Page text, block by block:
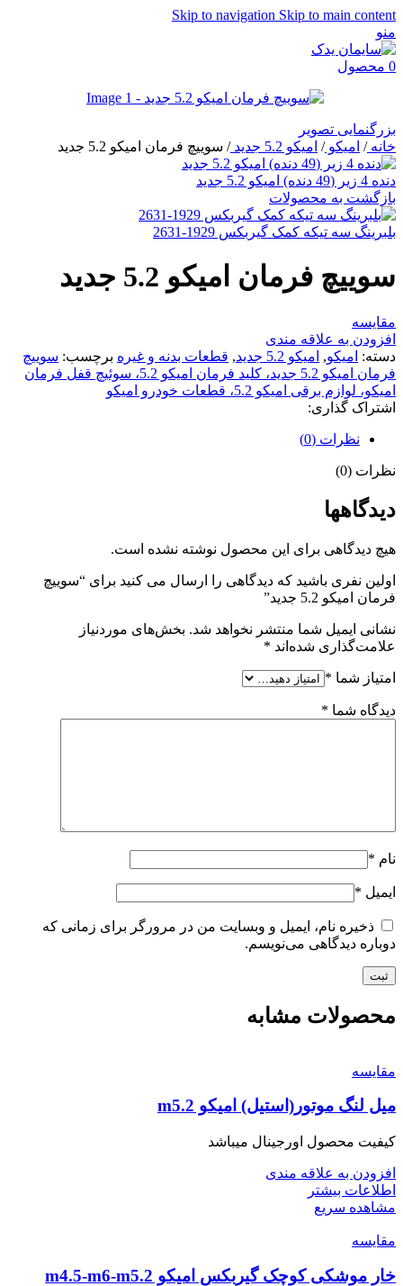
Skip to navigation Skip to main content
منو
0 محصول
بزرگنمایی تصویر
خانه/ امیکو/ امیکو 5.2 جدید / سوییچ فرمان امیکو 5.2 جدید
دنده 4 زیر (49 دنده) امیکو 5.2 جدید
بازگشت به محصولات
بلبرینگ سه تیکه کمک گیربکس 1929-2631
سوییچ فرمان امیکو 5.2 جدید
مقایسه
افزودن به علاقه مندی
دسته: امیکو, امیکو 5.2 جدید , قطعات بدنه و غیره برچسب: سوییچ
فرمان امیکو 5.2 جدید، کلید فرمان امیکو 5.2، سوئیچ قفل فرمان
امیکو، لوازم برقی امیکو 5.2، قطعات خودرو امیکو
اشتراک گذاری:
نظرات (0)
نظرات (0)
دیدگاهها
هیچ دیدگاهی برای این محصول نوشته نشده است.
اولین نفری باشید که دیدگاهی را ارسال می کنید برای “سوییچ
فرمان امیکو 5.2 جدید”
نشانی ایمیل شما منتشر نخواهد شد. بخش‌های موردنیاز
علامت‌گذاری شده‌اند *
امتیاز شما *
دیدگاه شما *
نام *
ایمیل *
ذخیره نام، ایمیل و وبسایت من در مرورگر برای زمانی که
دوباره دیدگاهی می‌نویسم.
محصولات مشابه
مقایسه
میل لنگ موتور(استیل) امیکو m5.2
کیفیت محصول اورجینال میباشد
افزودن به علاقه مندی
اطلاعات بیشتر
مشاهده سریع
مقایسه
خار موشکی کوچک گیربکس امیکو m4.5-m6-m5.2